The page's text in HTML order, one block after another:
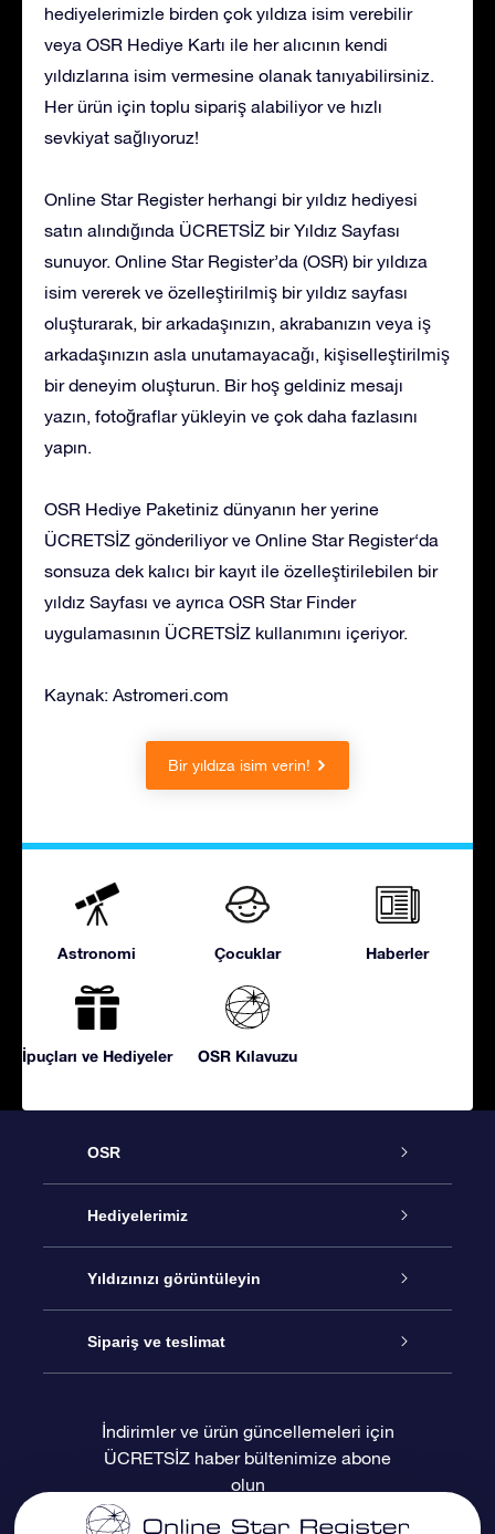
hediyelerimizle birden çok yıldıza isim verebilir
veya OSR Hediye Kartı ile her alıcının kendi
yıldızlarına isim vermesine olanak tanıyabilirsiniz.
Her ürün için toplu sipariş alabiliyor ve hızlı
sevkiyat sağlıyoruz!
Online Star Register herhangi bir yıldız hediyesi
satın alındığında ÜCRETSİZ bir Yıldız Sayfası
sunuyor. Online Star Register’da (OSR) bir yıldıza
isim vererek ve özelleştirilmiş bir yıldız sayfası
oluşturarak, bir arkadaşınızın, akrabanızın veya iş
arkadaşınızın asla unutamayacağı, kişiselleştirilmiş
bir deneyim oluşturun. Bir hoş geldiniz mesajı
yazın, fotoğraflar yükleyin ve çok daha fazlasını
yapın.
OSR Hediye Paketiniz dünyanın her yerine
ÜCRETSİZ gönderiliyor ve Online Star Register‘da
sonsuza dek kalıcı bir kayıt ile özelleştirilebilen bir
yıldız Sayfası ve ayrıca OSR Star Finder
uygulamasının ÜCRETSİZ kullanımını içeriyor.
Kaynak: Astromeri.com
Bir yıldıza isim verin!
Astronomi Çocuklar Haberler
İpuçları ve Hediyeler OSR Kılavuzu
OSR
Hizmet
İletişim
Blogu
Değerlendirmeler
Hediyelerimiz
Çevrimiçi Yıldız Hediyesi
OSR Hediye Paketi
OSR Hediye Kartı
Kurumsal hediyeler
Yıldızınızı görüntüleyin
Star Register
Kişiselleştirilmiş Yıldız Sayfası
Bir Milyon Yıldız
Sipariş ve teslimat
Ödeme bilgileri
Sevkiyat bilgileri
İndirimler ve ürün güncellemeleri için
ÜCRETSİZ haber bültenimize abone
olun